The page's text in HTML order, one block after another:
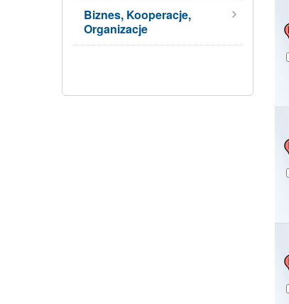
Biznes, Kooperacje,
Organizacje